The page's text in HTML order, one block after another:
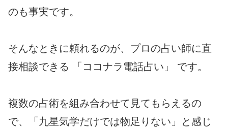
のも事実です。
そんなときに頼れるのが、プロの占い師に直
接相談できる 「ココナラ電話占い」 です。
複数の占術を組み合わせて見てもらえるの
で、「九星気学だけでは物足りない」と感じ